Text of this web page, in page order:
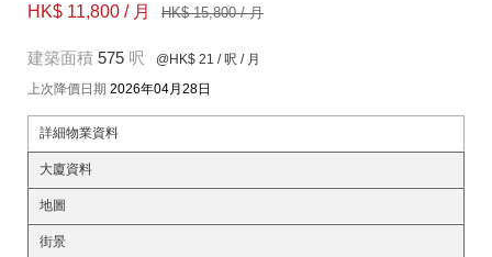
HK$ 11,800 / 月
HK$ 15,800 / 月
建築面積 575 呎 @HK$ 21 / 呎 / 月
上次降價日期 2026年04月28日
詳細物業資料
大廈資料
地圖
街景